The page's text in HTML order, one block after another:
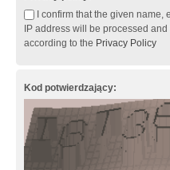
I confirm that the given
IP address will be processed
according to the Privacy Policy
Kod potwierdzający: